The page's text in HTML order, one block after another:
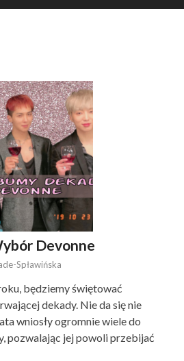
Devonne
Spławińska
będziemy świętować
dekady. Nie da się nie
wniosły ogromnie wiele do
pozwalając jej powoli przebijać